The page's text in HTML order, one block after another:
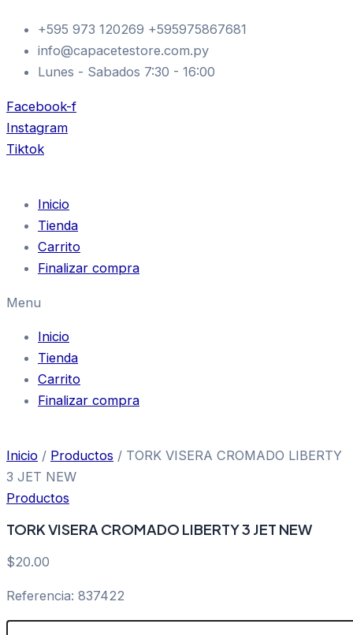
contenido
+595 973 120269 +595975867681
info@capacetestore.com.py
Lunes - Sabados 7:30 - 16:00
Facebook-f
Instagram
Tiktok
Inicio
Tienda
Carrito
Finalizar compra
Menu
Inicio
Tienda
Carrito
Finalizar compra
Inicio / Productos / TORK VISERA CROMADO LIBERTY
3 JET NEW
Productos
TORK VISERA CROMADO LIBERTY 3 JET NEW
$20.00
Referencia: 837422
CROMADO
LIBERTY
NEW
cantidad